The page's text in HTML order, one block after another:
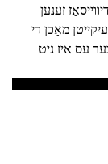
זענען
מאַכן די
עס איז ניט